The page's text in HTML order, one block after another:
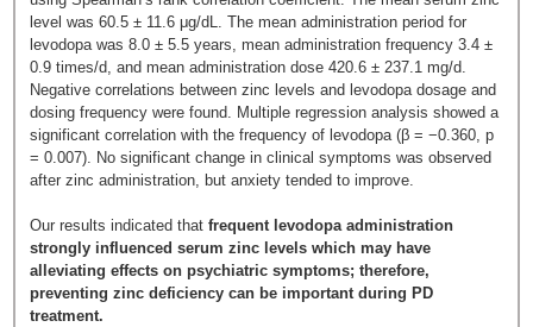
level was 60.5 ± 11.6 μg/dL. The mean administration period for
levodopa was 8.0 ± 5.5 years, mean administration frequency 3.4 ±
0.9 times/d, and mean administration dose 420.6 ± 237.1 mg/d.
Negative correlations between zinc levels and levodopa dosage and
dosing frequency were found. Multiple regression analysis showed a
significant correlation with the frequency of levodopa (β = −0.360, p
= 0.007). No significant change in clinical symptoms was observed
after zinc administration, but anxiety tended to improve.
Our results indicated thatfrequent levodopa administration
strongly influenced serum zinc levels which may have
alleviating effects on psychiatric symptoms; therefore,
preventing zinc deficiency can be important during PD
treatment.